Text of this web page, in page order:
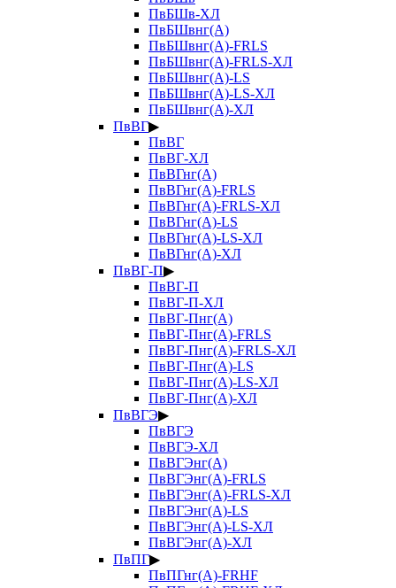
ПвБШв-ХЛ
ПвБШвнг(А)
ПвБШвнг(А)-FRLS
ПвБШвнг(А)-FRLS-ХЛ
ПвБШвнг(А)-LS
ПвБШвнг(А)-LS-ХЛ
ПвБШвнг(А)-ХЛ
ПвВГ▶
ПвВГ
ПвВГ-ХЛ
ПвВГнг(А)
ПвВГнг(А)-FRLS
ПвВГнг(А)-FRLS-ХЛ
ПвВГнг(А)-LS
ПвВГнг(А)-LS-ХЛ
ПвВГнг(А)-ХЛ
ПвВГ-П▶
ПвВГ-П
ПвВГ-П-ХЛ
ПвВГ-Пнг(А)
ПвВГ-Пнг(А)-FRLS
ПвВГ-Пнг(А)-FRLS-ХЛ
ПвВГ-Пнг(А)-LS
ПвВГ-Пнг(А)-LS-ХЛ
ПвВГ-Пнг(А)-ХЛ
ПвВГЭ▶
ПвВГЭ
ПвВГЭ-ХЛ
ПвВГЭнг(А)
ПвВГЭнг(А)-FRLS
ПвВГЭнг(А)-FRLS-ХЛ
ПвВГЭнг(А)-LS
ПвВГЭнг(А)-LS-ХЛ
ПвВГЭнг(А)-ХЛ
ПвПГ▶
ПвПГнг(А)-FRHF